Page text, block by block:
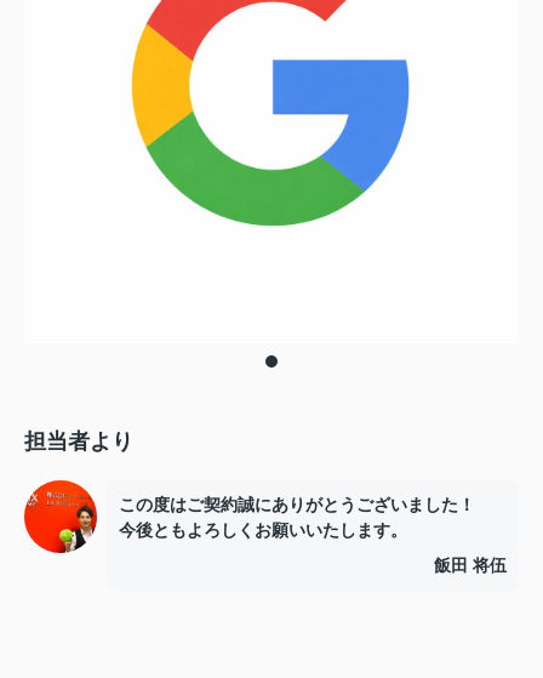
担当者より
この度はご契約誠にありがとうございました！
今後ともよろしくお願いいたします。
飯田 将伍